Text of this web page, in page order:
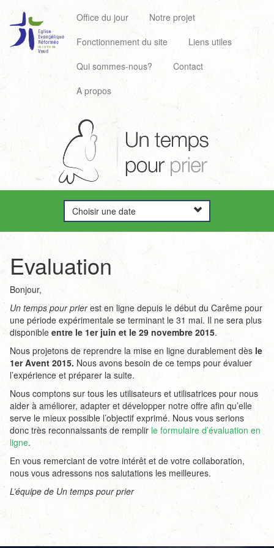
Office du jour
Notre projet
Fonctionnement du site
Liens utiles
Qui sommes-nous?
Contact
A propos
Choisir une date
Evaluation
Bonjour,
Un temps pour prierest en ligne depuis le début du Carême pour
une période expérimentale se terminant le 31 mai. Il ne sera plus
disponible entre le 1er juin et le 29 novembre 2015.
Nous projetons de reprendre la mise en ligne durablement dès le
1er Avent 2015. Nous avons besoin de ce temps pour évaluer
l’expérience et préparer la suite.
Nous comptons sur tous les utilisateurs et utilisatrices pour nous
aider à améliorer, adapter et développer notre offre afin qu’elle
serve le mieux possible l’objectif exprimé. Nous vous serions
donc très reconnaissants de remplir le formulaire d’évaluation en
ligne.
En vous remerciant de votre intérêt et de votre collaboration,
nous vous adressons nos salutations les meilleures.
L’équipe de Un temps pour prier